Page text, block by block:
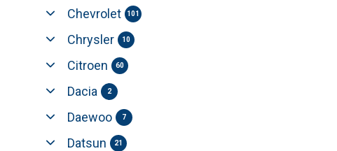
Chevrolet 101
Chrysler 10
Citroen 60
Dacia 2
Daewoo 7
Datsun 21